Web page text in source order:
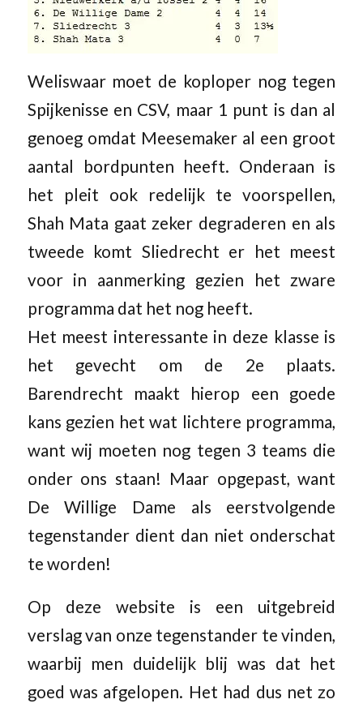
Weliswaar moet de koploper nog tegen
Spijkenisse en CSV, maar 1 punt is dan al
genoeg omdat Meesemaker al een groot
aantal bordpunten heeft. Onderaan is
het pleit ook redelijk te voorspellen,
Shah Mata gaat zeker degraderen en als
tweede komt Sliedrecht er het meest
voor in aanmerking gezien het zware
programma dat het nog heeft.
Het meest interessante in deze klasse is
het gevecht om de 2e plaats.
Barendrecht maakt hierop een goede
kans gezien het wat lichtere programma,
want wij moeten nog tegen 3 teams die
onder ons staan! Maar opgepast, want
De Willige Dame als eerstvolgende
tegenstander dient dan niet onderschat
te worden!
Op deze website is een uitgebreid
verslag van onze tegenstander te vinden,
waarbij men duidelijk blij was dat het
goed was afgelopen. Het had dus net zo